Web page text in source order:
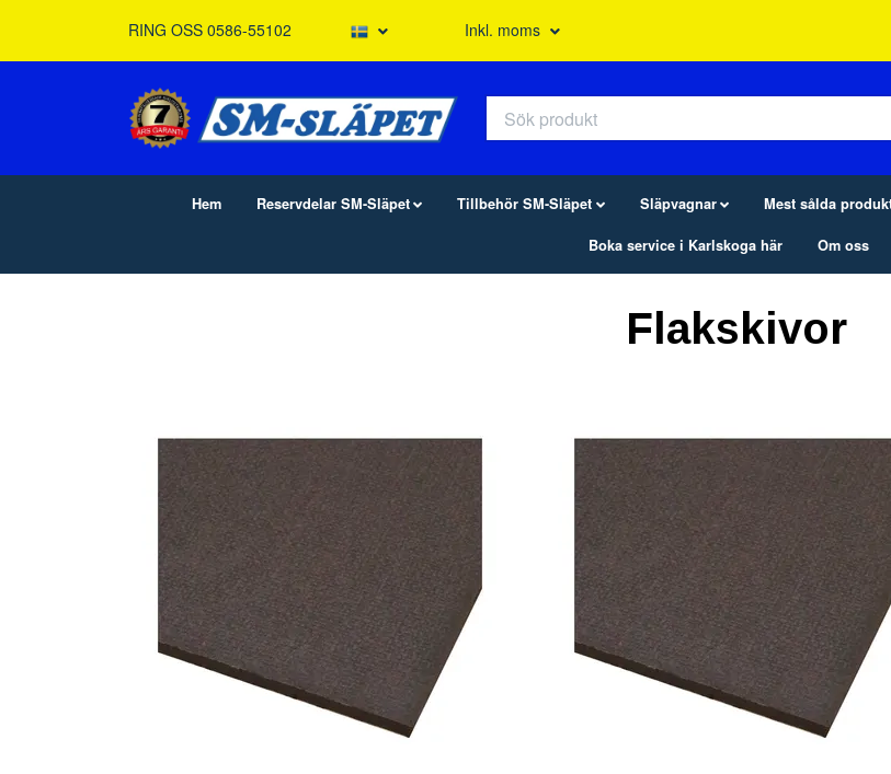
RING OSS 0586-55102 Inkl. moms
Hem Reservdelar SM-Släpet Tillbehör SM-Släpet Släpvagnar Mest sålda
Boka service i Karlskoga här Om oss
Flakskivor